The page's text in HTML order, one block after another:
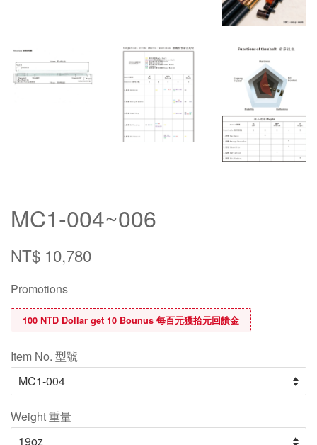
MC1-004~006
NT$ 10,780
Promotions
100 NTD Dollar get 10 Bounus 每百元獲拾元回饋金
Item No. 型號
Weight 重量